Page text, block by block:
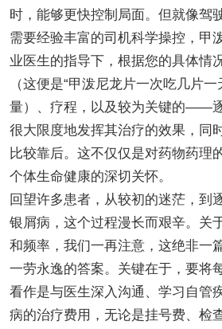
时，能够更快控制局面。但就像驾
需要经验丰富的司机科学操控，甲
业医生的指导下，根据您的具体情
（这便是“甲泼尼龙片一次吃几片
量）、疗程，以及较为关键的——
很大限度地发挥其治疗的效果，同
比较靠后。这不仅仅是对药物药理
个体生命健康的深切关怀。
回望许多患者，从较初的迷茫，到
银屑病，这个过程漫长而艰辛。关
和频率，我们一再注意，这绝非一
一劳永逸的答案。关键在于，要将
看作是与医生深入沟通、学习自管
病的治疗费用，无论是挂号费、检